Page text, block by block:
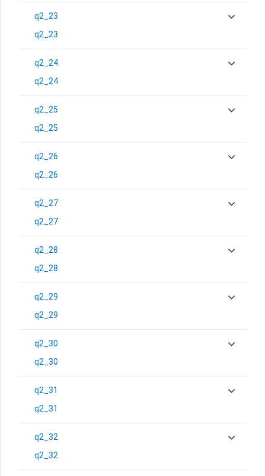
q2_23
q2_23
q2_24
q2_24
q2_25
q2_25
q2_26
q2_26
q2_27
q2_27
q2_28
q2_28
q2_29
q2_29
q2_30
q2_30
q2_31
q2_31
q2_32
q2_32